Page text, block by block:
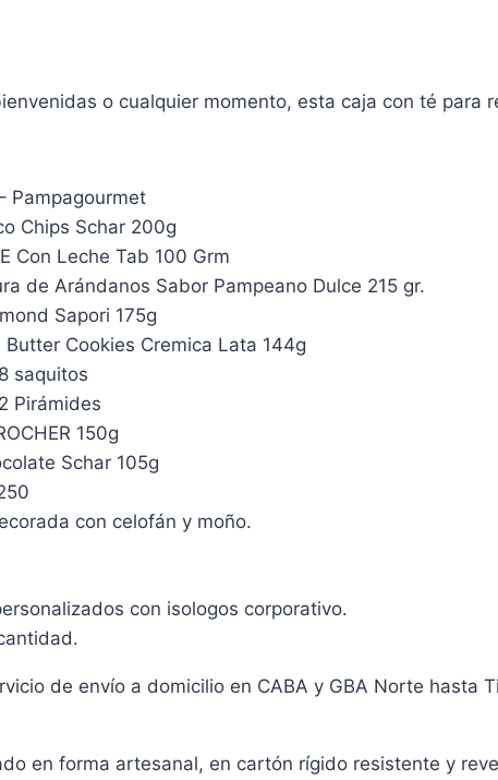
o cualquier momento, esta caja con té para
Pampagourmet
Chips Schar 200g
Con Leche Tab 100 Grm
de Arándanos Sabor Pampeano Dulce 215 gr.
Sapori 175g
Cookies Cremica Lata 144g
saquitos
Pirámides
150g
Schar 105g
con celofán y moño.
con isologos corporativo.
de envío a domicilio en CABA y GBA Norte hasta
en forma artesanal, en cartón rígido resistente y